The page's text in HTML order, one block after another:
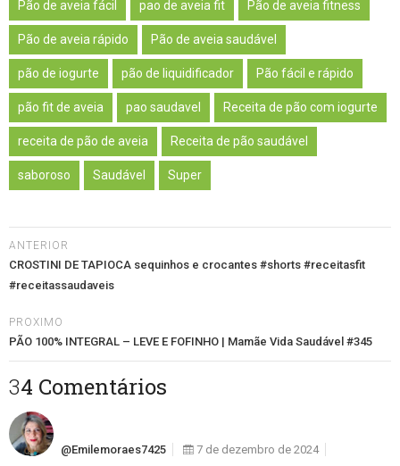
Pão de aveia fácil pao de aveia fit Pão de aveia fitness
Pão de aveia rápido Pão de aveia saudável
pão de iogurte pão de liquidificador Pão fácil e rápido
pão fit de aveia pao saudavel Receita de pão com iogurte
receita de pão de aveia Receita de pão saudável
saboroso Saudável Super
ANTERIOR
CROSTINI DE TAPIOCA sequinhos e crocantes #shorts #receitasfit
#receitassaudaveis
PROXIMO
PÃO 100% INTEGRAL – LEVE E FOFINHO | Mamãe Vida Saudável #345
34 Comentários
@emilemoraes7425
7 de dezembro de 2024